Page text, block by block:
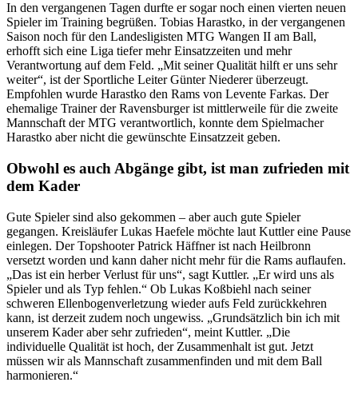
In den vergangenen Tagen durfte er sogar noch einen vierten neuen
Spieler im Training begrüßen. Tobias Harastko, in der vergangenen
Saison noch für den Landesligisten MTG Wangen II am Ball,
erhofft sich eine Liga tiefer mehr Einsatzzeiten und mehr
Verantwortung auf dem Feld. „Mit seiner Qualität hilft er uns sehr
weiter“, ist der Sportliche Leiter Günter Niederer überzeugt.
Empfohlen wurde Harastko den Rams von Levente Farkas. Der
ehemalige Trainer der Ravensburger ist mittlerweile für die zweite
Mannschaft der MTG verantwortlich, konnte dem Spielmacher
Harastko aber nicht die gewünschte Einsatzzeit geben.
Obwohl es auch Abgänge gibt, ist man zufrieden mit
dem Kader
Gute Spieler sind also gekommen – aber auch gute Spieler
gegangen. Kreisläufer Lukas Haefele möchte laut Kuttler eine Pause
einlegen. Der Topshooter Patrick Häffner ist nach Heilbronn
versetzt worden und kann daher nicht mehr für die Rams auflaufen.
„Das ist ein herber Verlust für uns“, sagt Kuttler. „Er wird uns als
Spieler und als Typ fehlen.“ Ob Lukas Koßbiehl nach seiner
schweren Ellenbogenverletzung wieder aufs Feld zurückkehren
kann, ist derzeit zudem noch ungewiss. „Grundsätzlich bin ich mit
unserem Kader aber sehr zufrieden“, meint Kuttler. „Die
individuelle Qualität ist hoch, der Zusammenhalt ist gut. Jetzt
müssen wir als Mannschaft zusammenfinden und mit dem Ball
harmonieren.“